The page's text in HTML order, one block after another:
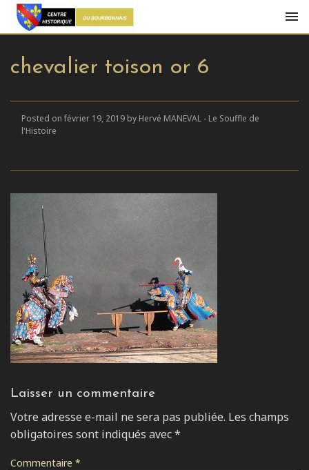
chevalier toison or 6
Posted on février 19, 2019 by Hervé MANEVAL - Le Souffle de
l'Histoire
Laisser un commentaire
Votre adresse e-mail ne sera pas publiée. Les champs
obligatoires sont indiqués avec*
Commentaire *